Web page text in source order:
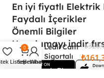
En iyi fiyatlı Elektrik
Faydalı İçerikler
Önemli Bilgiler
Uygulamayı indir
PHOENIX
Klemens
Vida
Bağlantılı
Ledli Cam
Sigortalı
24VAC/DC
₺
₺
Listesi
0
Sepet
Hesabım
Whatsapp